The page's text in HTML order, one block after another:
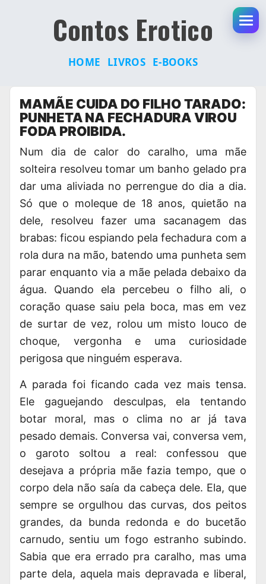
Contos Erotico
HOME LIVROS E-BOOKS
Pular
para
conteúdo
MAMÃE CUIDA DO FILHO TARADO:
PUNHETA NA FECHADURA VIROU
FODA PROIBIDA.
Num dia de calor do caralho, uma mãe
solteira resolveu tomar um banho gelado pra
dar uma aliviada no perrengue do dia a dia.
Só que o moleque de 18 anos, quietão na
dele, resolveu fazer uma sacanagem das
brabas: ficou espiando pela fechadura com a
rola dura na mão, batendo uma punheta sem
parar enquanto via a mãe pelada debaixo da
água. Quando ela percebeu o filho ali, o
coração quase saiu pela boca, mas em vez
de surtar de vez, rolou um misto louco de
choque, vergonha e uma curiosidade
perigosa que ninguém esperava.
A parada foi ficando cada vez mais tensa.
Ele gaguejando desculpas, ela tentando
botar moral, mas o clima no ar já tava
pesado demais. Conversa vai, conversa vem,
o garoto soltou a real: confessou que
desejava a própria mãe fazia tempo, que o
corpo dela não saía da cabeça dele. Ela, que
sempre se orgulhou das curvas, dos peitos
grandes, da bunda redonda e do bucetão
carnudo, sentiu um fogo estranho subindo.
Sabia que era errado pra caralho, mas uma
parte dela, aquela mais depravada e liberal,